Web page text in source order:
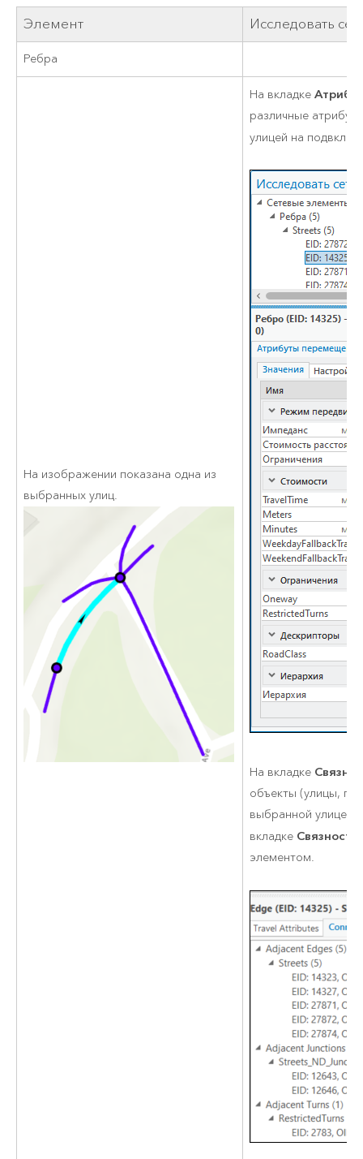
Элемент Исследовать
Ребра
На изображении показана одна из
выбранных улиц.
На вкладке
различные
улицей на
На вкладке
объекты (улицы,
выбранной улицей.
вкладке Связность
элементом.